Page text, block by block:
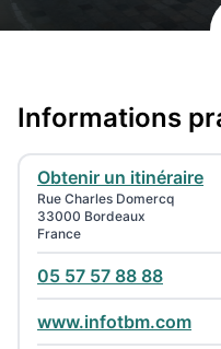
Informations
Obtenir un itinéraire
Rue Charles Domercq
33000 Bordeaux
France
05 57 57 88 88
www.infotbm.com